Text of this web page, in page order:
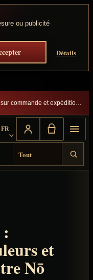
ou publicité
Détails
Masques faits main en Bretagne. Fabrication sur commande et expédition suivie.
FR
la langue
et
Nō